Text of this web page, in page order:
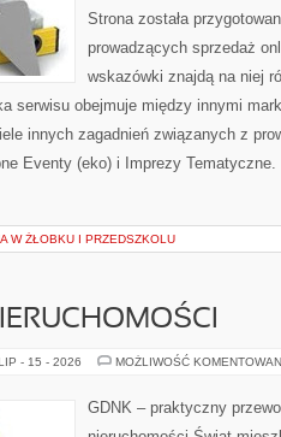
Strona została
prowadzących sprzedaż
wskazówki znajdą na niej
serwisu obejmuje między innymi
innych zagadnień związanych z
Eventy (eko) i Imprezy
W ŻŁOBKU I PRZEDSZKOLU
- 15 - 2026 MOŻLIWOŚĆ
GDNK – praktyczny